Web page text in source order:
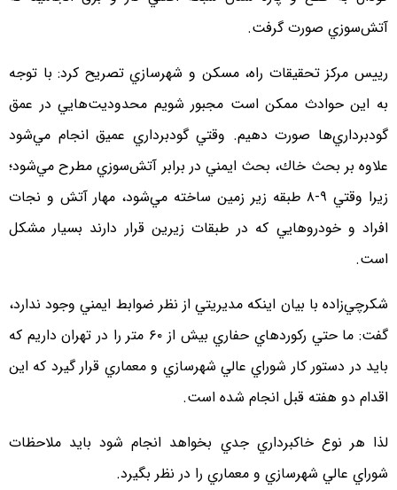
آتش‌سوزي صورت گرفت.
رييس مركز تحقيقات راه، مسكن و شهرسازي تصريح كرد: با توجه
به اين حوادث ممكن است مجبور شويم محدوديت‌هايي در عمق
گودبرداري‌ها صورت دهيم. وقتي گودبرداري عميق انجام مي‌شود
علاوه بر بحث خاك، بحث ايمني در برابر آتش‌سوزي مطرح مي‌شود؛
زيرا وقتي ۹-۸ طبقه زير زمين ساخته مي‌شود، مهار آتش و نجات
افراد و خودروهايي كه در طبقات زيرين قرار دارند بسيار مشكل
است.
شكرچي‌زاده با بيان اينكه مديريتي از نظر ضوابط ايمني وجود ندارد،
گفت: ما حتي ركوردهاي حفاري بيش از ۶۰ متر را در تهران داريم كه
بايد در دستور كار شوراي عالي شهرسازي و معماري قرار گيرد كه اين
اقدام دو هفته قبل انجام شده است.
لذا هر نوع خاكبرداري جدي بخواهد انجام شود بايد ملاحظات
شوراي عالي شهرسازي و معماري را در نظر بگيرد.